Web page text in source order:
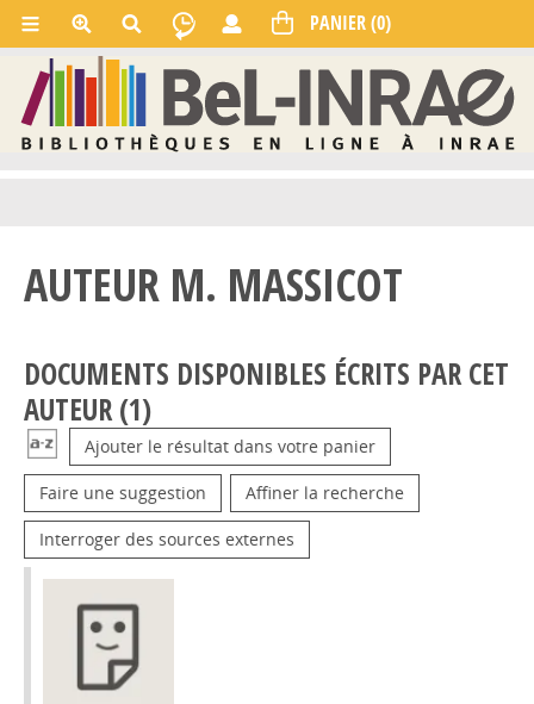
AUTEUR M. MASSICOT
DOCUMENTS DISPONIBLES ÉCRITS PAR CET
AUTEUR (1)
Ajouter le résultat dans votre panier
Faire une suggestion Affiner la recherche
Interroger des sources externes